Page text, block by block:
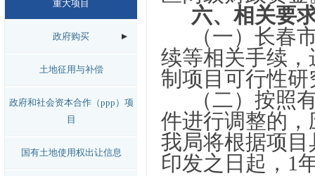
重大项目
政府购买
土地征用与补偿
政府和社会资本合作（ppp）项
目
国有土地使用权出让信息
六、相关要
（一）长春
续等相关手续
制项目可行性
（二）按照
件进行调整的
我局将根据项
印发之日起，1